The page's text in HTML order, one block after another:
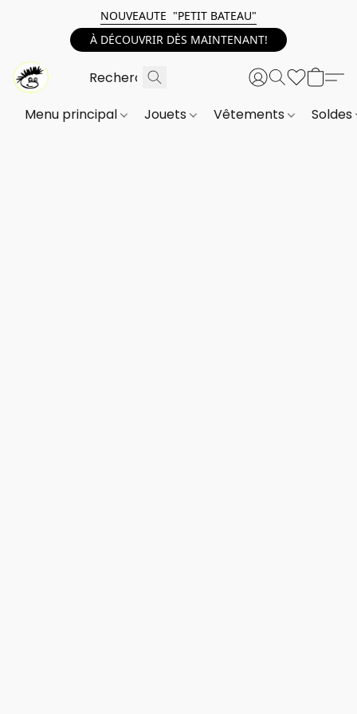
NOUVEAUTE "PETIT BATEAU"
À DÉCOUVRIR DÈS MAINTENANT!
Menu principal Jouets Vêtements Soldes